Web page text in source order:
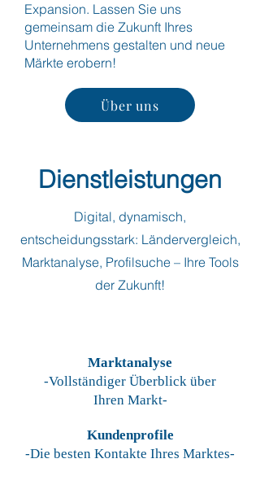
Expansion. Lassen Sie uns
gemeinsam die Zukunft Ihres
Unternehmens gestalten und neue
Märkte erobern!
Über uns
Dienstleistungen
Digital, dynamisch,
entscheidungsstark: Ländervergleich,
Marktanalyse, Profilsuche – Ihre Tools
der Zukunft!
Marktanalyse
-Vollständiger Überblick über
Ihren Markt-
Kundenprofile
-Die besten Kontakte Ihres Marktes-